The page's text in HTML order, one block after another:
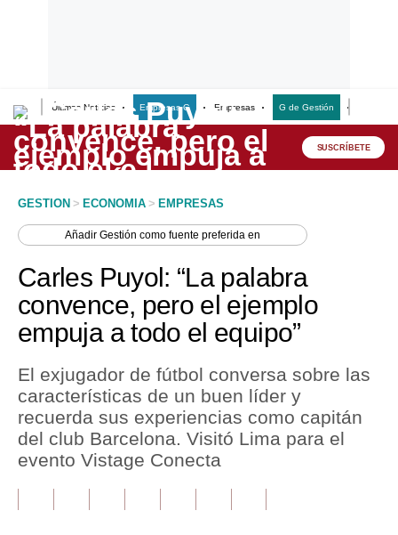
Últimas Noticias Empresas G Empresas G de Gestión
Lo último
Peru Quiosco
Economía
Mercados
Política
Tu Dinero
Finanzas Personales
SUSCRÍBETE
GESTION > ECONOMIA > EMPRESAS
AñadirGestión como fuente preferida en
Carles Puyol: “La palabra
convence, pero el ejemplo
empuja a todo el equipo”
El exjugador de fútbol conversa sobre las
características de un buen líder y
recuerda sus experiencias como capitán
del club Barcelona. Visitó Lima para el
evento Vistage Conecta